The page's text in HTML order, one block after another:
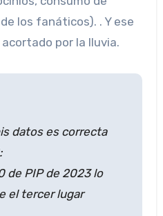
los fanáticos). . Y ese
por la lluvia.
datos es correcta
de PIP de 2023 lo
el tercer lugar